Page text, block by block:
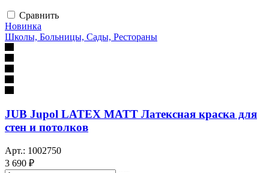
Сравнить
Новинка
Школы, Больницы, Сады, Рестораны
JUB Jupol LATEX MATT Латексная краска для
стен и потолков
Арт.: 1002750
3 690 ₽